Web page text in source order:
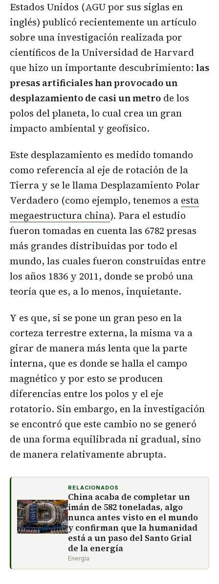
Estados Unidos (AGU por sus siglas en
inglés) publicó recientemente un artículo
sobre una investigación realizada por
científicos de la Universidad de Harvard
que hizo un importante descubrimiento: las
presas artificiales han provocado un
desplazamiento de casi un metro de los
polos del planeta, lo cual crea un gran
impacto ambiental y geofísico.
Este desplazamiento es medido tomando
como referencia al eje de rotación de la
Tierra y se le llama Desplazamiento Polar
Verdadero (como ejemplo, tenemos a esta
megaestructura china). Para el estudio
fueron tomadas en cuenta las 6782 presas
más grandes distribuidas por todo el
mundo, las cuales fueron construidas entre
los años 1836 y 2011, donde se probó una
teoría que es, a lo menos, inquietante.
Y es que, si se pone un gran peso en la
corteza terrestre externa, la misma va a
girar de manera más lenta que la parte
interna, que es donde se halla el campo
magnético y por esto se producen
diferencias entre los polos y el eje
rotatorio. Sin embargo, en la investigación
se encontró que este cambio no se generó
de una forma equilibrada ni gradual, sino
de manera relativamente abrupta.
RELACIONADOS
China acaba de completar un
imán de 582 toneladas, algo
nunca antes visto en el mundo
y confirman que la humanidad
está a un paso del Santo Grial
de la energía
Energía